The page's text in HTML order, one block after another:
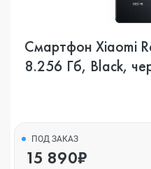
Смартфон Xiaomi
8.256 Гб, Black,
ПОД ЗАКАЗ
15 890₽